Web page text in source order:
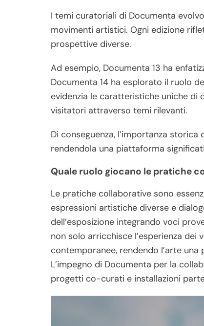
I temi curatoriali di Documenta
movimenti artistici. Ogni edizione
prospettive diverse.
Ad esempio, Documenta 13 ha
Documenta 14 ha esplorato il ruolo
evidenzia le caratteristiche uniche di
visitatori attraverso temi rilevanti.
Di conseguenza, l’importanza
rendendola una piattaforma
Quale ruolo giocano le pratiche
Le pratiche collaborative sono
espressioni artistiche diverse e
dell’esposizione integrando voci
non solo arricchisce l’esperienza
contemporanee, rendendo l’arte
L’impegno di Documenta per la
progetti co-curati e installazioni